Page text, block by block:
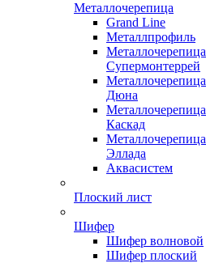
Металлочерепица
Grand Line
Металлпрофиль
Металлочерепица
Супермонтеррей
Металлочерепица
Дюна
Металлочерепица
Каскад
Металлочерепица
Эллада
Аквасистем
Плоский лист
Шифер
Шифер волновой
Шифер плоский